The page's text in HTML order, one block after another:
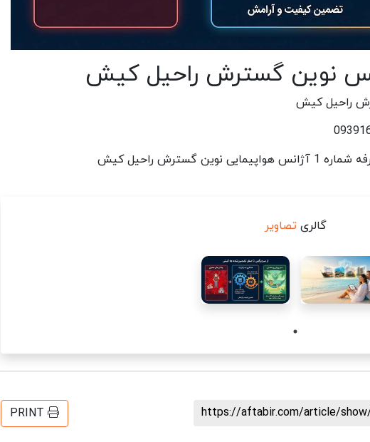
نوین گسترش راحیل کیش
راحیل کیش
راحیل کیش
گالری تصاویر
https://aftabir.com/article/
PRINT